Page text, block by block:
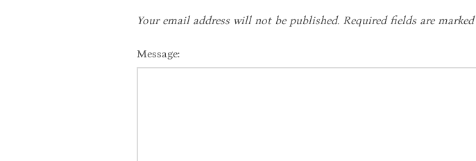
Your email address will not be published. Required fields are marked
Message: